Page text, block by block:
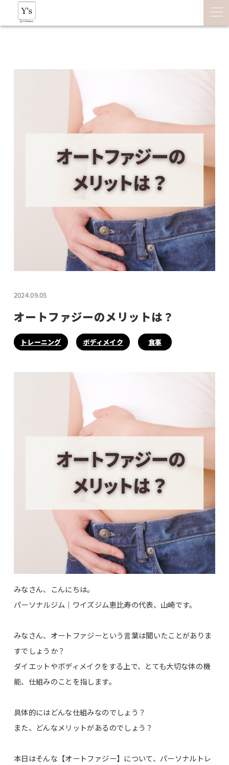
2024.09.05
オートファジーのメリットは？
トレーニング ボディメイク 食事
みなさん、こんにちは。
パーソナルジム｜ワイズジム恵比寿の代表、山崎です。
みなさん、オートファジーという言葉は聞いたことがありま
すでしょうか？
ダイエットやボディメイクをする上で、とても大切な体の機
能、仕組みのことを指します。
具体的にはどんな仕組みなのでしょう？
また、どんなメリットがあるのでしょう？
本日はそんな【オートファジー】について、パーソナルトレ